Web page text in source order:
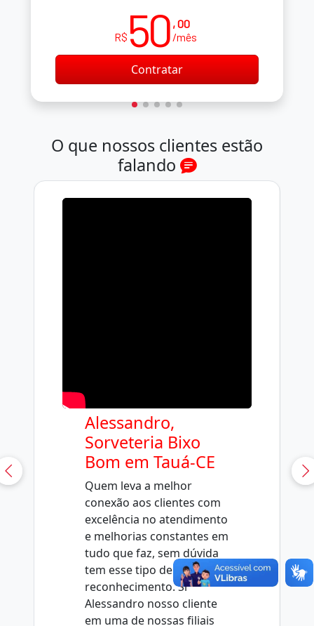
R$ 50 , 00
/mês
Contratar
O que nossos clientes estão
falando
Alessandro,
Sorveteria Bixo
Bom em Tauá-CE
Quem leva a melhor
conexão aos clientes com
excelência no atendimento
e melhorias constantes em
tudo que faz, sem dúvida
tem esse tipo de
reconhecimento. Sr
Alessandro nosso cliente
em uma de nossas filiais